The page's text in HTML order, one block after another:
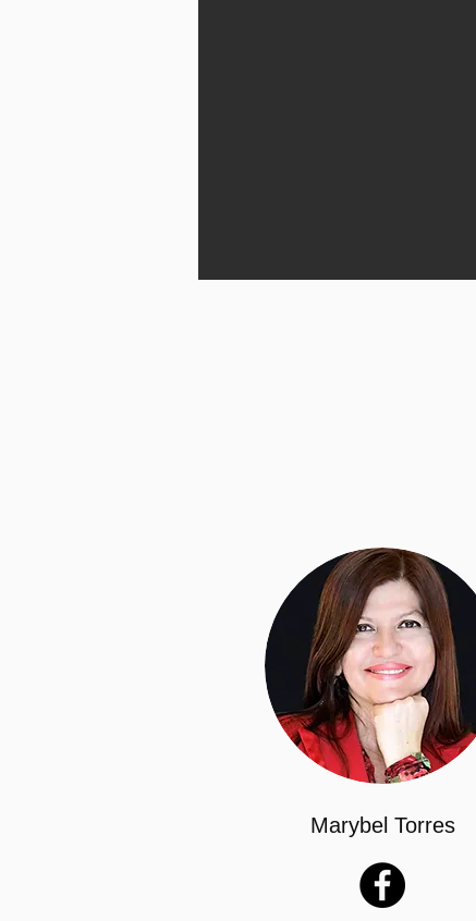
Marybel Torres